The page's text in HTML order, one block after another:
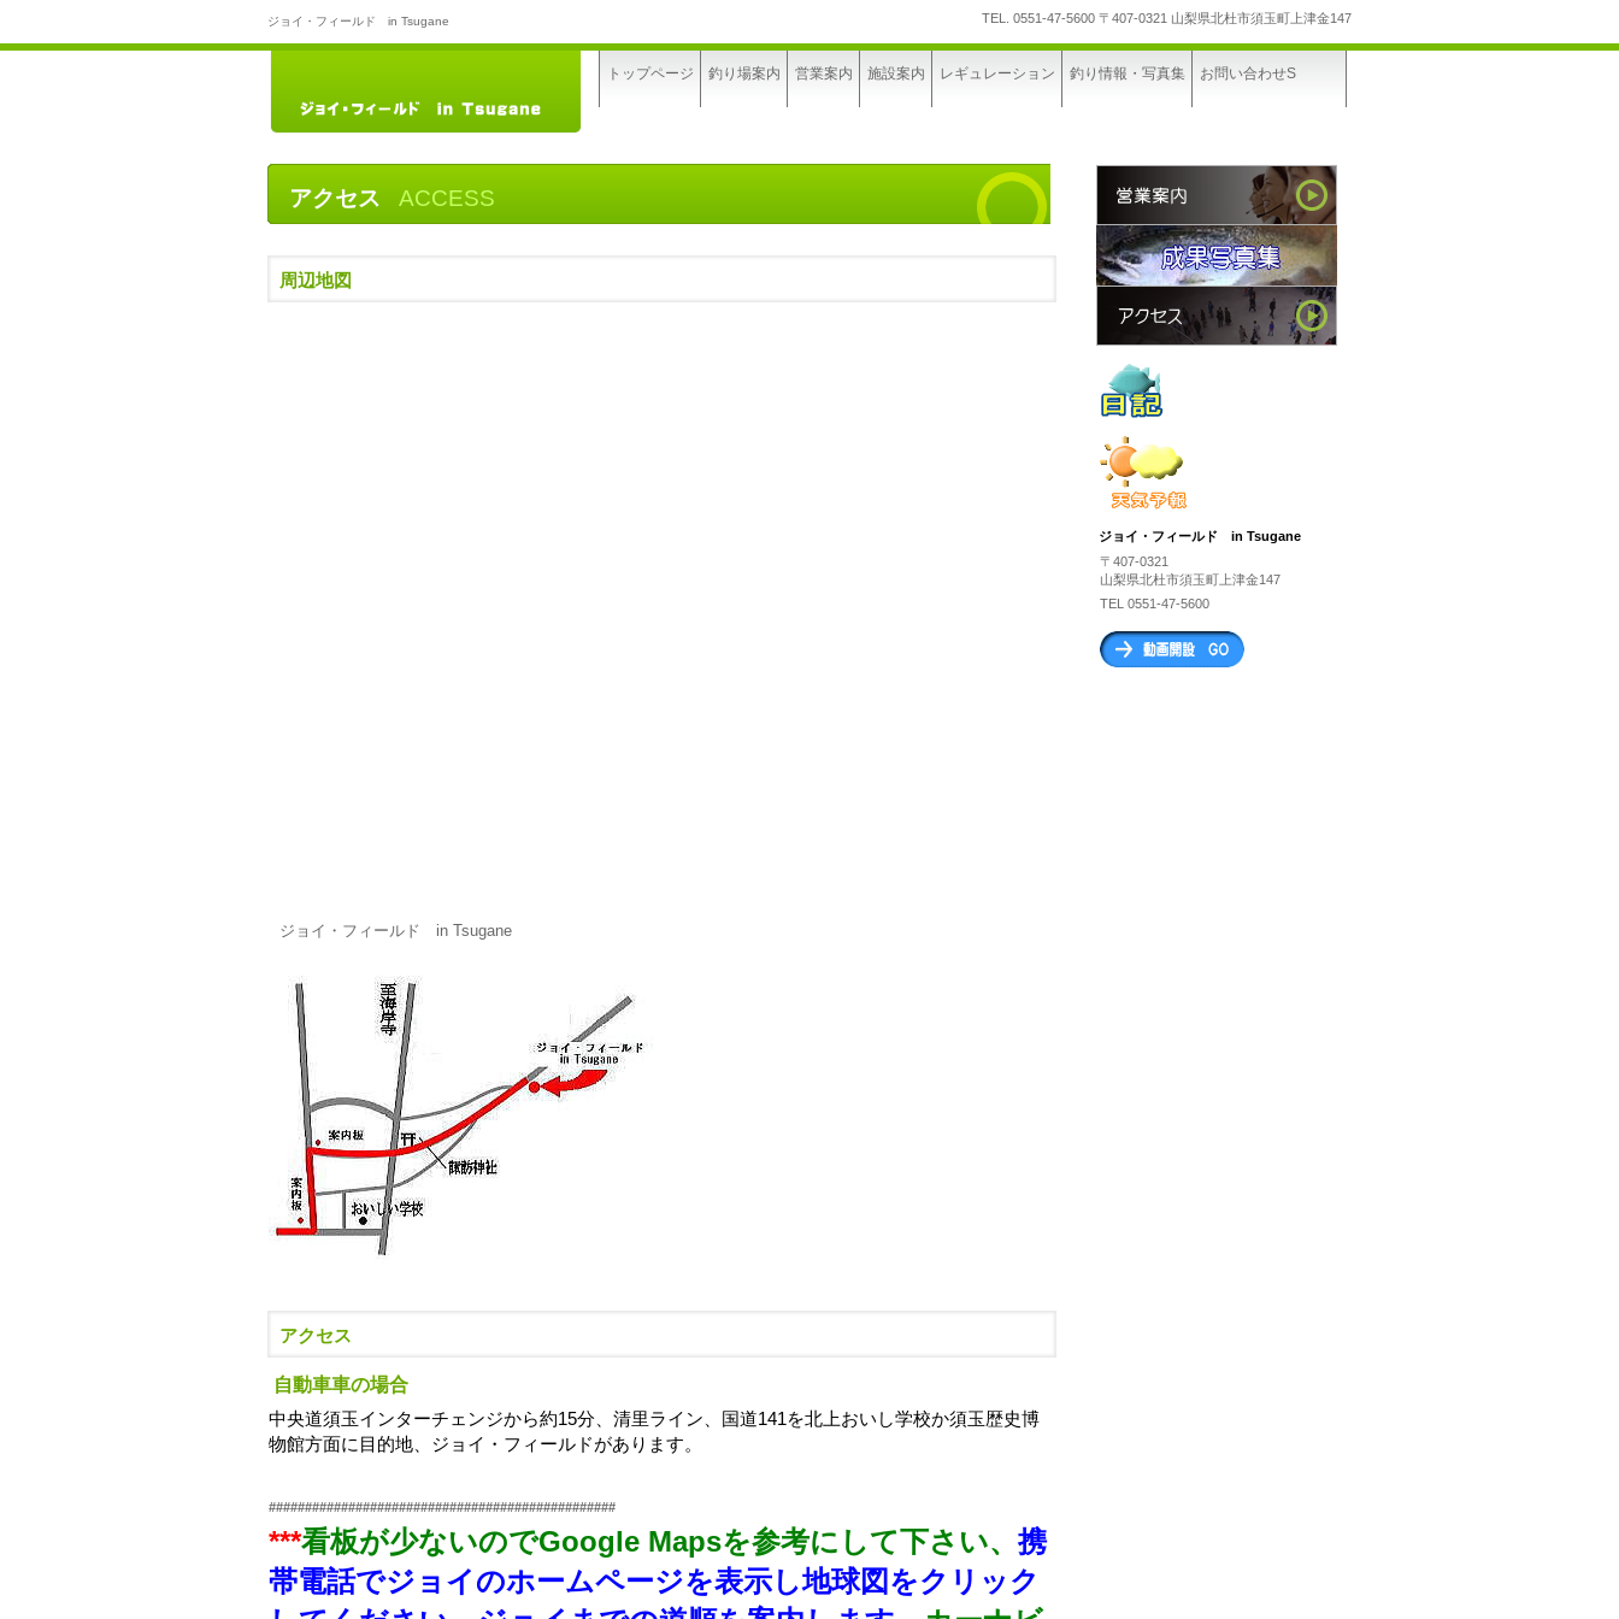
ジョイ・フィールド in Tsugane TEL. 0551-47-5600 〒407-0321 山梨県北杜市須玉町上津金147
アクセス ACCESS
周辺地図
ジョイ・フィールド in Tsugane
アクセス
自動車車の場合
中央道須玉インターチェンジから約15分、清里ライン、国道141を北上おいし学校か須玉歴史博
物館方面に目的地、ジョイ・フィールドがあります。
################################################
***看板が少ないのでGoogle Mapsを参考にして下さい、携
帯電話でジョイのホームページを表示し地球図をクリック
トップページ 釣り場案内 営業案内 施設案内 レギュレーション 釣り情報・写真集 お問い合わせS
ジョイ・フィールド in Tsugane
〒407-0321
山梨県北杜市須玉町上津金147
TEL 0551-47-5600